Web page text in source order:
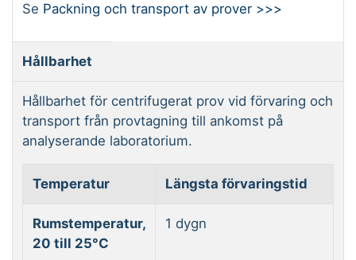
Se Packning och transport av prover >>>
Hållbarhet
Hållbarhet för centrifugerat prov vid förvaring och
transport från provtagning till ankomst på
analyserande laboratorium.
Temperatur Längsta förvaringstid
Rumstemperatur,
20 till 25°C
1 dygn